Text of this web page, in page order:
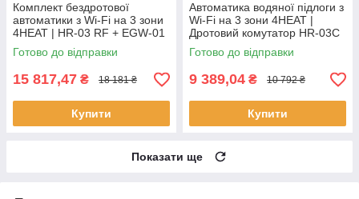
Комплект бездротової
автоматики з Wi-Fi на 3 зони
4HEAT | HR-03 RF + EGW-01
+ WT-75W Sender (3 шт.)
Готово до відправки
15 817,47 ₴ 18 181 ₴
Купити
Автоматика водяної підлоги з
Wi-Fi на 3 зони 4HEAT |
Дротовий комутатор HR-03C
+ Регулятор АЕ-669B WF (3
шт.)
Готово до відправки
9 389,04 ₴ 10 792 ₴
Купити
Показати ще